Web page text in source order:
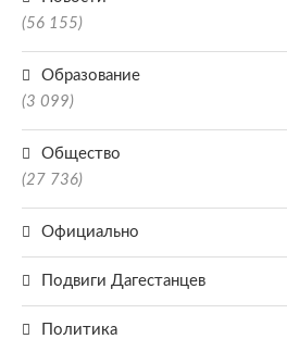
(56 155)
Образование
(3 099)
Общество
(27 736)
Официально
Подвиги Дагестанцев
Политика